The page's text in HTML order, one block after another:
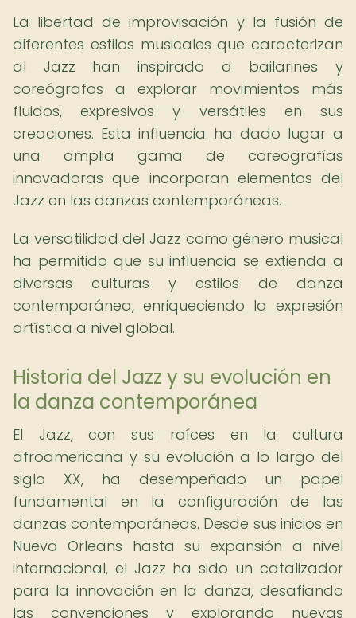
La libertad de improvisación y la fusión de
diferentes estilos musicales que caracterizan
al Jazz han inspirado a bailarines y
coreógrafos a explorar movimientos más
fluidos, expresivos y versátiles en sus
creaciones. Esta influencia ha dado lugar a
una amplia gama de coreografías
innovadoras que incorporan elementos del
Jazz en las danzas contemporáneas.
La versatilidad del Jazz como género musical
ha permitido que su influencia se extienda a
diversas culturas y estilos de danza
contemporánea, enriqueciendo la expresión
artística a nivel global.
Historia del Jazz y su evolución en
la danza contemporánea
El Jazz, con sus raíces en la cultura
afroamericana y su evolución a lo largo del
siglo XX, ha desempeñado un papel
fundamental en la configuración de las
danzas contemporáneas. Desde sus inicios en
Nueva Orleans hasta su expansión a nivel
internacional, el Jazz ha sido un catalizador
para la innovación en la danza, desafiando
las convenciones y explorando nuevas